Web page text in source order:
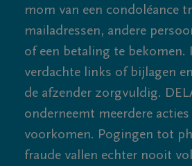
mom van een condoléance
mailadressen, andere
of een betaling te bekomen.
verdachte links of bijlagen
de afzender zorgvuldig.
onderneemt meerdere
voorkomen. Pogingen tot
fraude vallen echter nooit